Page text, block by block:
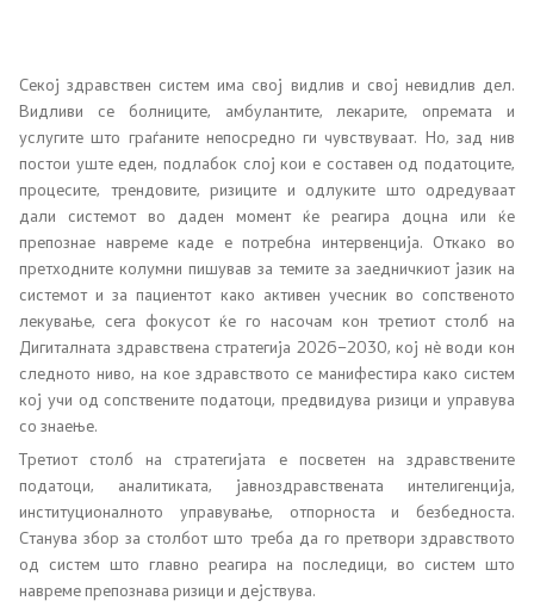
Органи во состав
Организација и систематизација
Органограм
Кодекс за административни службеници
SEEHN
Установи
Адреси на ЗД
Листа на установи
Секој здравствен систем има свој видлив и свој невидлив дел.
Видливи се болниците, амбулантите, лекарите, опремата и
услугите што граѓаните непосредно ги чувствуваат. Но, зад нив
постои уште еден, подлабок слој кои е составен од податоците,
процесите, трендовите, ризиците и одлуките што одредуваат
дали системот во даден момент ќе реагира доцна или ќе
препознае навреме каде е потребна интервенција. Откако во
претходните колумни пишував за темите за заедничкиот јазик на
системот и за пациентот како активен учесник во сопственото
лекување, сега фокусот ќе го насочам кон третиот столб на
Дигиталната здравствена стратегија 2026–2030, кој нè води кон
следното ниво, на кое здравството се манифестира како систем
кој учи од сопствените податоци, предвидува ризици и управува
со знаење.
Третиот столб на стратегијата е посветен на здравствените
податоци, аналитиката, јавноздравствената интелигенција,
институционалното управување, отпорноста и безбедноста.
Станува збор за столбот што треба да го претвори здравството
од систем што главно реагира на последици, во систем што
навреме препознава ризици и дејствува.